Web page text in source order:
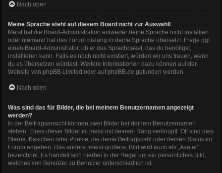
Nach oben
Meine Sprache steht auf diesem Board nicht zur Auswahl!
Meist hat die Board-Administration entweder deine Sprache nicht installiert
oder niemand hat das Forum bislang in deine Sprache übersetzt. Frage ggf.
einen Board-Administrator, ob er das Sprachpaket, das du benötigst,
installieren kann. Falls es noch nicht existiert, würden wir uns freuen, wenn
du es übersetzen würdest. Weitere Informationen dazu können auf der
Website von phpBB Limited oder auf phpBB.de gefunden werden.
Nach oben
Was sind das für Bilder, die bei meinem Benutzernamen angezeigt
werden?
In der Beitragsansicht können zwei Bilder bei deinem Benutzernamen
stehen. Eines dieser Bilder ist meist mit deinem Rang verknüpft: Oft sind dies
Sterne, Kästchen oder Punkte, die deine Beitragszahl oder deinen Status im
Forum angeben. Das andere, meist größere, Bild wird auch als „Avatar“
bezeichnet. Es handelt sich hierbei in der Regel um ein persönliches Bild,
welches von Benutzer zu Benutzer unterschiedlich ist.